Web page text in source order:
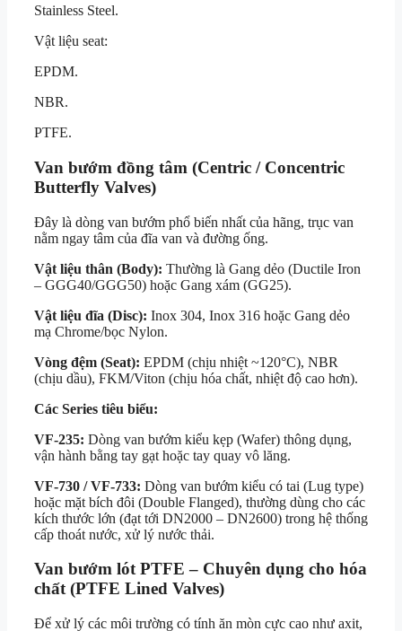
Stainless Steel.
Vật liệu seat:
EPDM.
NBR.
PTFE.
Van bướm đồng tâm (Centric / Concentric
Butterfly Valves)
Đây là dòng van bướm phổ biến nhất của hãng, trục van
nằm ngay tâm của đĩa van và đường ống.
Vật liệu thân (Body): Thường là Gang dẻo (Ductile Iron
– GGG40/GGG50) hoặc Gang xám (GG25).
Vật liệu đĩa (Disc): Inox 304, Inox 316 hoặc Gang dẻo
mạ Chrome/bọc Nylon.
Vòng đệm (Seat): EPDM (chịu nhiệt ~120°C), NBR
(chịu dầu), FKM/Viton (chịu hóa chất, nhiệt độ cao hơn).
Các Series tiêu biểu:
VF-235: Dòng van bướm kiểu kẹp (Wafer) thông dụng,
vận hành bằng tay gạt hoặc tay quay vô lăng.
VF-730 / VF-733: Dòng van bướm kiểu có tai (Lug type)
hoặc mặt bích đôi (Double Flanged), thường dùng cho các
kích thước lớn (đạt tới DN2000 – DN2600) trong hệ thống
cấp thoát nước, xử lý nước thải.
Van bướm lót PTFE – Chuyên dụng cho hóa
chất (PTFE Lined Valves)
Để xử lý các môi trường có tính ăn mòn cực cao như axit,